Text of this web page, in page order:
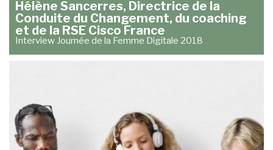
Hélène Sancerres, Directrice de la
Conduite du Changement, du coaching
et de la RSE Cisco France
Interview Journée de la Femme Digitale 2018